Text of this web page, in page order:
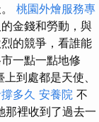
桃園外燴服務專
金錢和勞動，與
的競爭，看誰能
一點一點地修
到處都是天使、
多久 安養院 不
那裡收到了過去一